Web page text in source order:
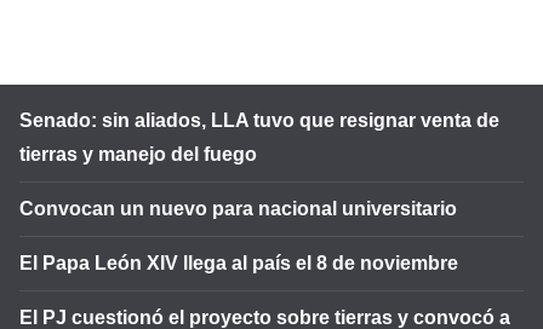
Senado: sin aliados, LLA tuvo que resignar venta de
tierras y manejo del fuego
Convocan un nuevo para nacional universitario
El Papa León XIV llega al país el 8 de noviembre
El PJ cuestionó el proyecto sobre tierras y convocó a